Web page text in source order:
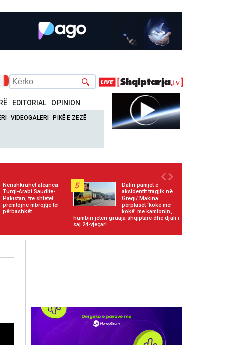
EDITORIAL OPINION
VIDEOGALERI PIKË E ZEZË
Nënshkruhet aleanca
Turqi-Arabi Saudite-
Pakistan, tre shtetet
premtojnë mbrojtje të
përbashkët
5
Dalin pamjet e
aksidentit tragjik në
Greqi/ Makina
përplaset ‘kokë më
kokë’ me kamionin,
humbin jetën gruaja shqiptare dhe djali i
saj 24-vjeçar!